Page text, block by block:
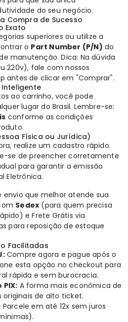
do seu negócio.
Compra de Sucesso
Exato
superiores ou utilize a
o Part Number (P/N) do
manutenção. Dica: Na dúvida
220v), fale com nossos
antes de clicar em "Comprar".
ao carrinho, você pode
lugar do Brasil. Lembre-se:
conforme as condições
Física ou Jurídica)
realize um cadastro rápido.
se de preencher corretamente
para garantir a emissão
Eletrônica.
envio que melhor atende sua
Sedex (para quem precisa
e Frete Grátis via
para reposição de estoque
Facilitadas
Compre agora e pague após o
esta opção no checkout para
rápida e sem burocracia.
PIX: A forma mais econômica de
originais de alto ticket.
Parcele em até 12x sem juros